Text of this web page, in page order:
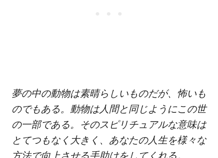
夢の中の動物は素晴らしいものだが、怖いも
のでもある。動物は人間と同じようにこの世
の一部である。そのスピリチュアルな意味は
とてつもなく大きく、あなたの人生を様々な
方法で向上させる手助けをしてくれる。